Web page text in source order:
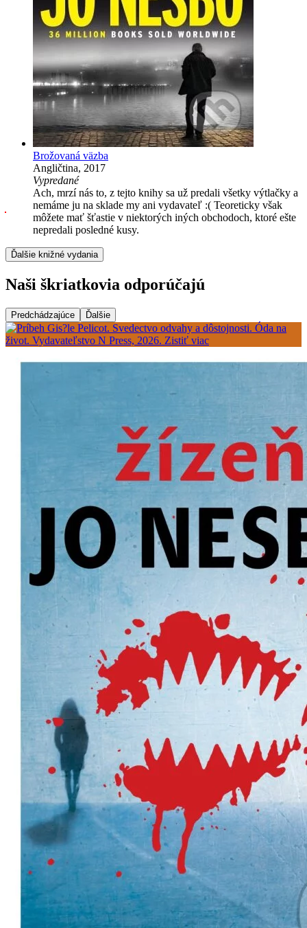
Brožovaná väzba
Angličtina, 2017
Vypredané
Ach, mrzí nás to, z tejto knihy sa už predali všetky výtlačky a
nemáme ju na sklade my ani vydavateľ :( Teoreticky však
môžete mať šťastie v niektorých iných obchodoch, ktoré ešte
nepredali posledné kusy.
Ďalšie knižné vydania
Naši škriatkovia odporúčajú
Predchádzajúce Ďalšie